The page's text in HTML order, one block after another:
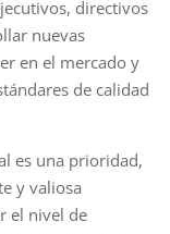
directivos
nuevas
en el mercado y
de calidad
es una prioridad,
y valiosa
el nivel de